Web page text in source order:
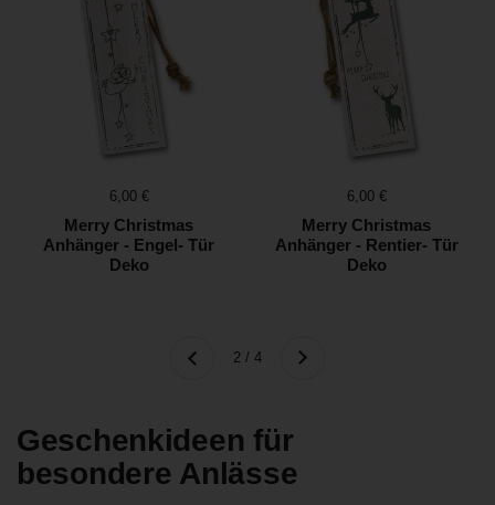
Preis:
6,00 €
Merry Christmas
Anhänger - Engel- Tür
Deko
Preis:
6,00 €
Merry Christmas
Anhänger - Rentier- Tür
Deko
Zurück 2 / 4 Weiter
Geschenkideen für
besondere Anlässe